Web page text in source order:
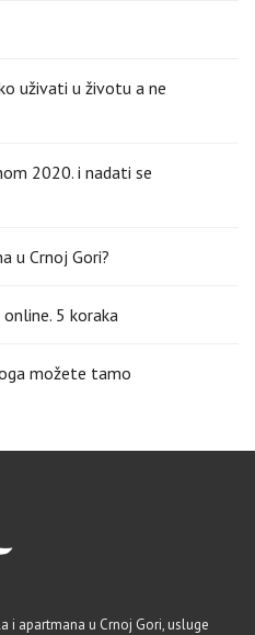
uživati u životu a ne
2020. i nadati se
u Crnoj Gori?
5 koraka
možete tamo
i apartmana u Crnoj Gori, usluge